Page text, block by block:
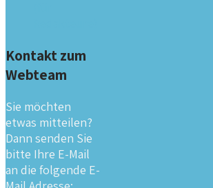
Kontakt zum
Webteam
Sie möchten
etwas mitteilen?
Dann senden Sie
bitte Ihre E-Mail
an die folgende E-